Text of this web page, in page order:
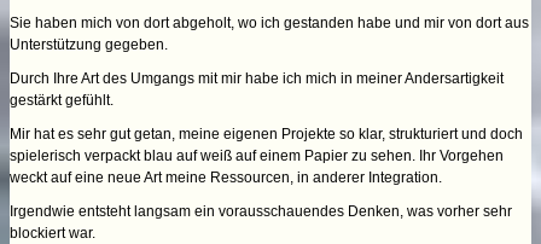
Sie haben mich von dort abgeholt, wo ich gestanden habe und mir von dort aus
Unterstützung gegeben.
Durch Ihre Art des Umgangs mit mir habe ich mich in meiner Andersartigkeit
gestärkt gefühlt.
Mir hat es sehr gut getan, meine eigenen Projekte so klar, strukturiert und doch
spielerisch verpackt blau auf weiß auf einem Papier zu sehen. Ihr Vorgehen
weckt auf eine neue Art meine Ressourcen, in anderer Integration.
Irgendwie entsteht langsam ein vorausschauendes Denken, was vorher sehr
blockiert war.